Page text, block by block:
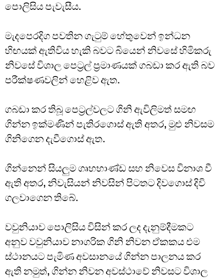
පොලිසිය පැවැසීය.
මැදපෙරදිග පවතින ගැටුම් හේතුවෙන් ඉන්ධන
හිඟයක් ඇතිවිය හැකි බවට බියෙන් නිවසේ හිමිකරු
නිවසේ විශාල පෙට්‍රල් ප්‍රමාණයක් ගබඩා කර ඇති බව
පරීක්ෂණවලින් හෙළිව ඇත.
ගබඩා කර තිබූ පෙට්‍රල්වලට ගිනි ඇවිලිමත් සමඟ
ගින්න ඉක්මණින් පැතිරගොස් ඇති අතර, මුළු නිවසම
ගිනිගෙන දැවීගොස් ඇත.
ගින්නෙන් සියලුම ගෘහභාණ්ඩ සහ නිවෙස විනාශ වී
ඇති අතර, නිවැසියන් නිවසින් පිටතට දිවගොස් දිවි
ගලවාගෙන තිබේ.
වවුනියාව පොලිසිය විසින් කර ලද දැනුම්දීමකට
අනුව වවුනියාව නාගරික ගිනි නිවන ඒකකය එම
ස්ථානයට පැමිණ අවසානයේ ගින්න පාලනය කර
ඇති නමුත්, ගින්න නිවන අවස්ථාවේ නිවසට විශාල